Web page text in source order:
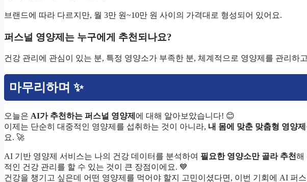
브랜드에 따라 다르지만, 월 3만 원~10만 원 사이의 가격대로 형성되어 있어요.
퍼스널 영양제는 누구에게 추천되나요?
건강 관리에 관심이 있는 분, 특정 영양소가 부족한 분, 체계적으로 영양제를 관리하
마무리하며 ✨
오늘은 AI가 추천하는 퍼스널 영양제 에 대해 알아보았습니다! 😊
이제는 단순히 대중적인 영양제를 섭취하는 것이 아니라, 내 몸에 맞춘 맞춤형 영양제
요. 🚀
AI 기반 영양제 서비스는 나의 건강 데이터를 분석하여 필요한 영양소만 골라 추천해
적인 건강 관리를 할 수 있는 것이 큰 장점이에요. 💙
건강을 챙기고 싶은데 어떤 영양제를 먹어야 할지 고민이셨다면, 이번 기회에 AI 퍼